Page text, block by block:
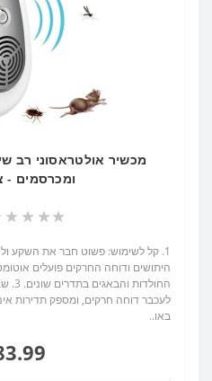
מכשיר אולטראסוני רב
ומכרסמים -
1. קל לשימוש: פשוט חבר את השקע
באו..